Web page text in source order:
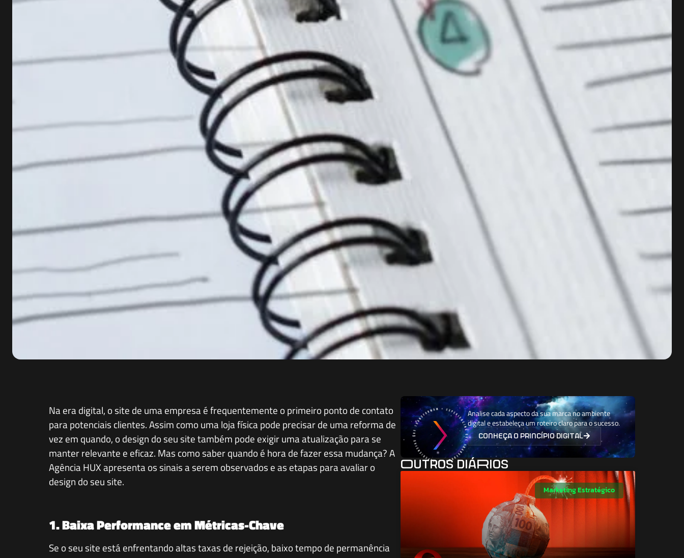
Na era digital, o site de uma empresa é frequentemente o primeiro ponto de contato
para potenciais clientes. Assim como uma loja física pode precisar de uma reforma de
vez em quando, o design do seu site também pode exigir uma atualização para se
manter relevante e eficaz. Mas como saber quando é hora de fazer essa mudança? A
Agência HUX apresenta os sinais a serem observados e as etapas para avaliar o
design do seu site.
1. Baixa Performance em Métricas-Chave
Se o seu site está enfrentando altas taxas de rejeição, baixo tempo de permanência
Analise cada aspecto da sua marca no ambiente
digital e estabeleça um roteiro claro para o sucesso.
conheça o princípio digital
Outros diáRios
Marketing Estratégico